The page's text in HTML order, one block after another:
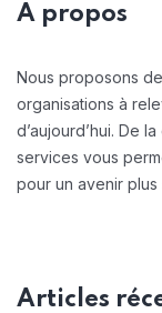
A propos
Nous proposons
organisations à
d’aujourd’hui. De
services vous
pour un avenir plus
Articles